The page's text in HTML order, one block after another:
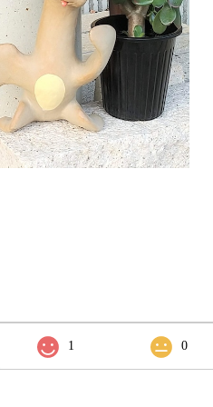
1 0